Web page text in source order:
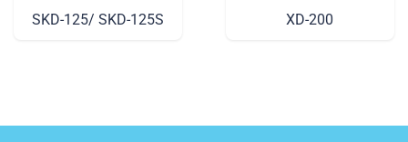
SKD-125/ SKD-125S
XD-200